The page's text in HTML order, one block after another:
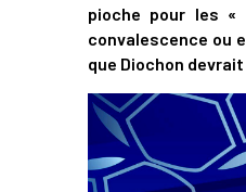
pioche pour les «
convalescence ou
que Diochon